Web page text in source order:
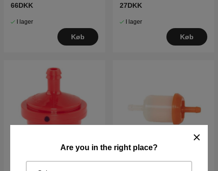
Are you in the right place?
66DKK
I lager
Køb
27DKK
I lager
Køb